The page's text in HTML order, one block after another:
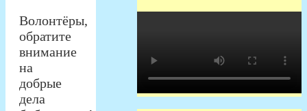
Волонтёры,
обратите
внимание
на
добрые
дела